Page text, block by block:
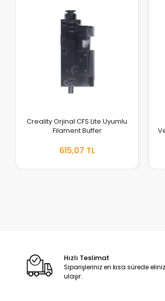
Creality Orjinal CFS Lite Uyumlu
Filament Buffer
615,07 TLEKLE
Hızlı Teslimat
Siparişleriniz en kısa sürede
ulaşır.